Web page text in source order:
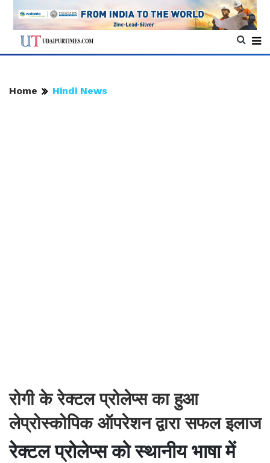
Home Hindi News
रोगी के रेक्टल प्रोलेप्स का हुआ
लेप्रोस्कोपिक ऑपरेशन द्वारा सफल इलाज
रेक्टल प्रोलेप्स को स्थानीय भाषा में